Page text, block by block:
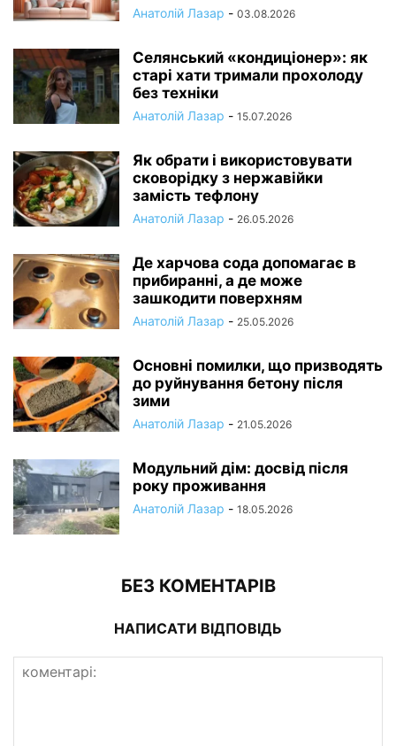
Анатолій Лазар - 03.08.2026
Селянський «кондиціонер»: як
старі хати тримали прохолоду
без техніки
Анатолій Лазар - 15.07.2026
Як обрати і використовувати
сковорідку з нержавійки
замість тефлону
Анатолій Лазар - 26.05.2026
Де харчова сода допомагає в
прибиранні, а де може
зашкодити поверхням
Анатолій Лазар - 25.05.2026
Основні помилки, що призводять
до руйнування бетону після
зими
Анатолій Лазар - 21.05.2026
Модульний дім: досвід після
року проживання
Анатолій Лазар - 18.05.2026
БЕЗ КОМЕНТАРІВ
НАПИСАТИ ВІДПОВІДЬ